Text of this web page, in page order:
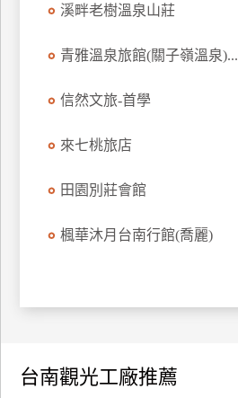
飯
作
溪畔老樹溫泉山莊
青雅溫泉旅館(關子嶺溫泉)...
信然文旅-首學
來七桃旅店
田園別莊會館
楓華沐月台南行館(喬麗)
台南觀光工廠推薦